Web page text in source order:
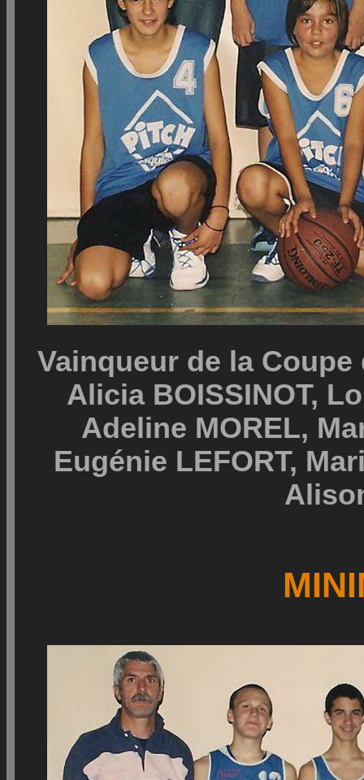
Vainqueur de la
Alicia BOISSINOT,
Adeline MOREL,
Eugénie LEFORT,